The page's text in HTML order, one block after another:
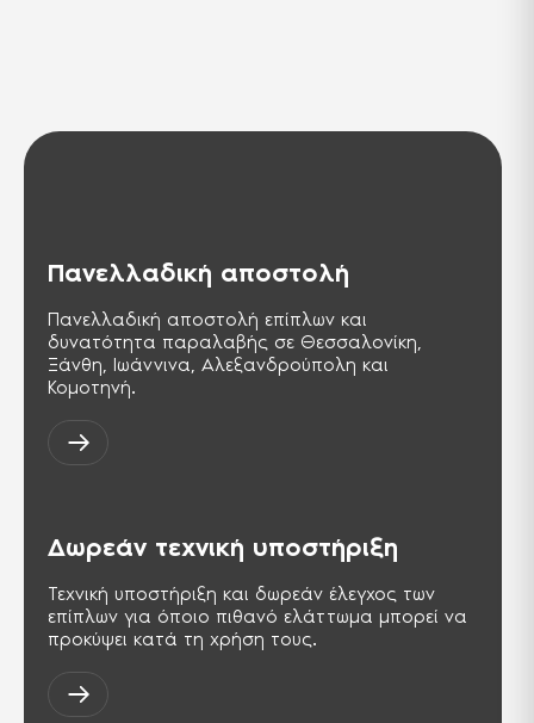
Πανελλαδική αποστολή
Πανελλαδική αποστολή επίπλων και
δυνατότητα παραλαβής σε Θεσσαλονίκη,
Ξάνθη, Ιωάννινα, Αλεξανδρούπολη και
Κομοτηνή.
Δωρεάν τεχνική υποστήριξη
Τεχνική υποστήριξη και δωρεάν έλεγχος των
επίπλων για όποιο πιθανό ελάττωμα μπορεί να
προκύψει κατά τη χρήση τους.